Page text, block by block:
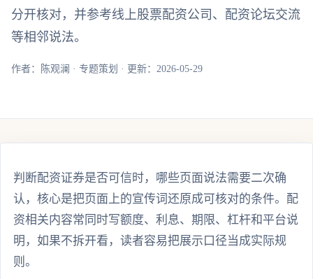
分开核对，并参考线上股票配资公司、配资论坛交流
等相邻说法。
作者：陈观澜 · 专题策划 · 更新：2026-05-29
判断配资证券是否可信时，哪些页面说法需要二次确
认，核心是把页面上的宣传词还原成可核对的条件。配
资相关内容常同时写额度、利息、期限、杠杆和平台说
明，如果不拆开看，读者容易把展示口径当成实际规
则。